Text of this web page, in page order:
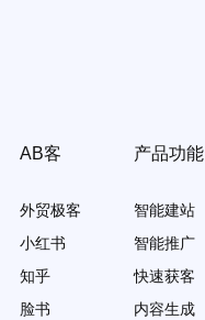
AB客
外贸极客
小红书
知乎
脸书
产品功能
智能建站
智能推广
快速获客
内容生成